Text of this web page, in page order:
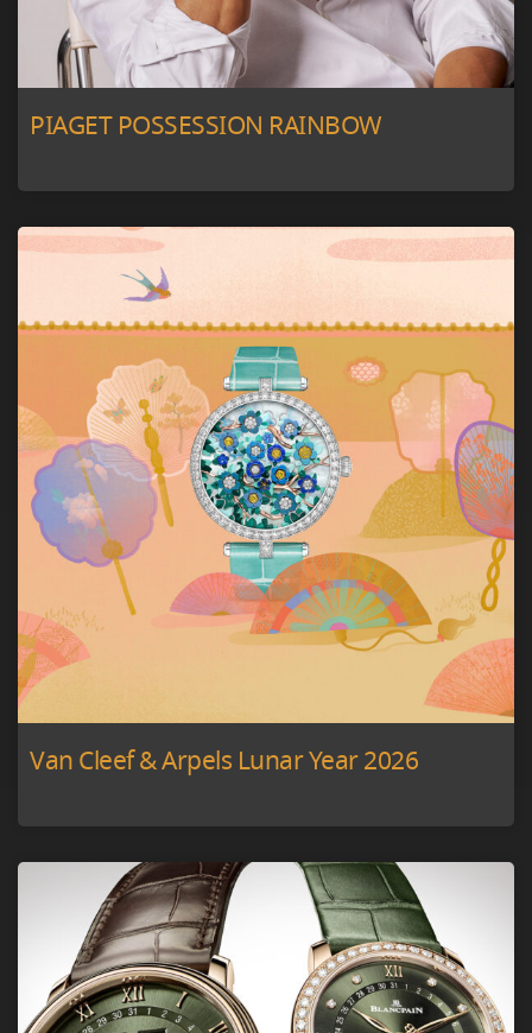
PIAGET POSSESSION RAINBOW
Van Cleef & Arpels Lunar Year 2026